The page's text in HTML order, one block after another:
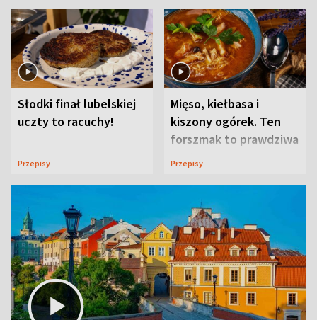
Słodki finał lubelskiej
uczty to racuchy!
Przepisy
Mięso, kiełbasa i
kiszony ogórek. Ten
forszmak to prawdziwa
uczta
Przepisy